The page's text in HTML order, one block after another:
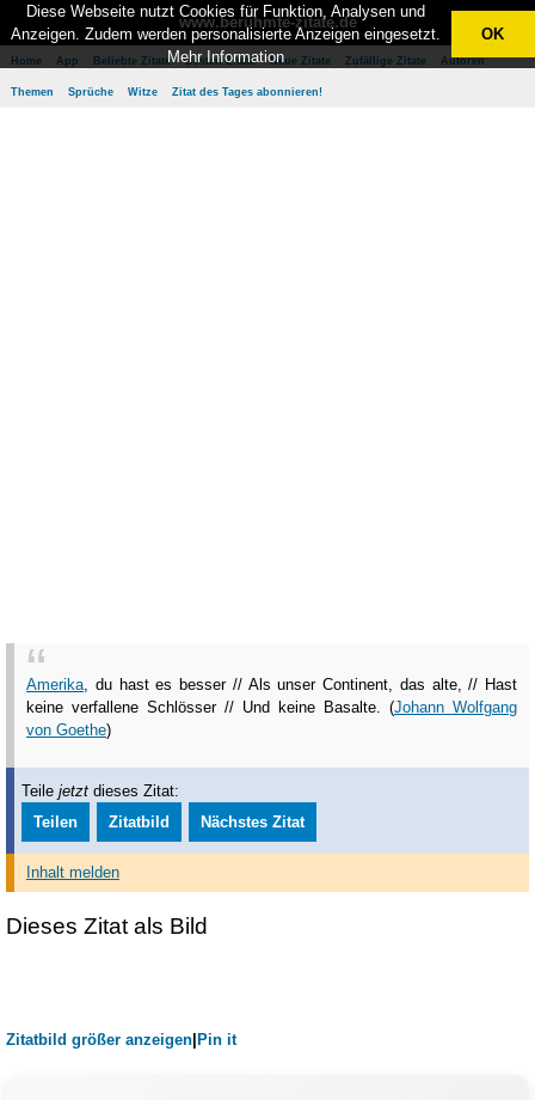
www.berühmte-zitate.de
Home App Beliebte Zitate Besten Zitate Neue Zitate Zufällige Zitate Autoren
Themen Sprüche Witze Zitat des Tages abonnieren!
Amerika, du hast es besser // Als unser Continent, das alte, // Hast
keine verfallene Schlösser // Und keine Basalte. (Johann Wolfgang
von Goethe)
Teilejetzt dieses Zitat:
Teilen
Zitatbild Nächstes Zitat
Inhalt melden
Dieses Zitat als Bild
Zitatbild größer anzeigen Pin it
Diese Webseite nutzt Cookies für Funktion, Analysen und
Anzeigen. Zudem werden personalisierte Anzeigen eingesetzt.
Mehr Information
OK